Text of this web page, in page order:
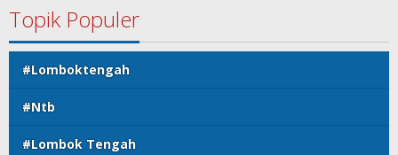
Topik Populer
#Lomboktengah
#Ntb
#Lombok Tengah